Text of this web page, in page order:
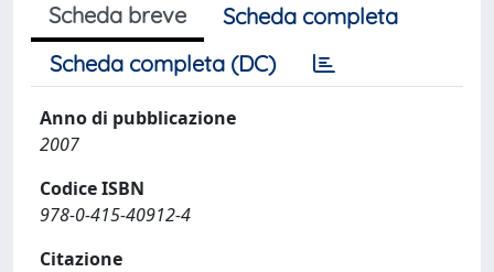
Scheda breve
Scheda completa
Scheda completa (DC)
Anno di pubblicazione
2007
Codice ISBN
978-0-415-40912-4
Citazione